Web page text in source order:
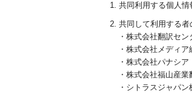
1. 共同利用する個人
2. 共同して利用する
・株式会社翻訳セン
・株式会社メディ
・株式会社パナシア
・株式会社福山産
・シトラスジャパン